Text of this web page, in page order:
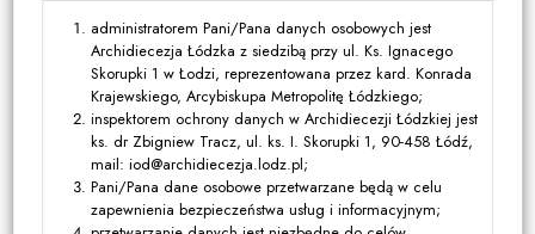
Ruchy i stowarzyszenia
Multimedia
Filmy
Zdjęcia
Media katolickie
administratorem Pani/Pana danych osobowych jest
Archidiecezja Łódzka z siedzibą przy ul. Ks. Ignacego
Skorupki 1 w Łodzi, reprezentowana przez kard. Konrada
Krajewskiego, Arcybiskupa Metropolitę Łódzkiego;
inspektorem ochrony danych w Archidiecezji Łódzkiej jest
ks. dr Zbigniew Tracz, ul. ks. I. Skorupki 1, 90-458 Łódź,
mail: iod@archidiecezja.lodz.pl;
Pani/Pana dane osobowe przetwarzane będą w celu
zapewnienia bezpieczeństwa usług i informacyjnym;